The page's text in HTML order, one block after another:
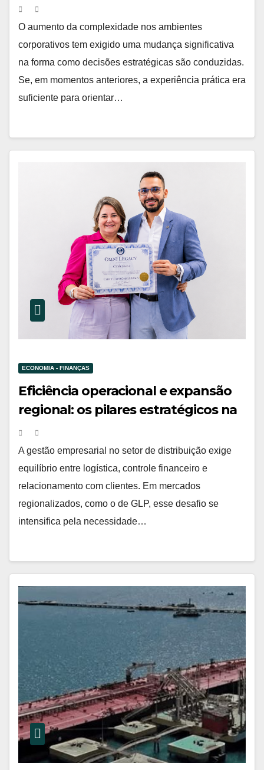
experiência acadêmica na atuação
profissional de Guilherme Sanches
O aumento da complexidade nos ambientes
corporativos tem exigido uma mudança significativa
na forma como decisões estratégicas são conduzidas.
Se, em momentos anteriores, a experiência prática era
suficiente para orientar…
ECONOMIA - FINANÇAS
Eficiência operacional e expansão
regional: os pilares estratégicos na
gestão de Cátila Souza
A gestão empresarial no setor de distribuição exige
equilíbrio entre logística, controle financeiro e
relacionamento com clientes. Em mercados
regionalizados, como o de GLP, esse desafio se
intensifica pela necessidade…